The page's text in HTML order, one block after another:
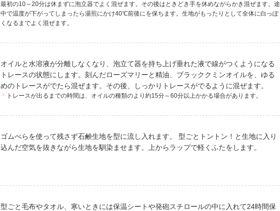
最初の10～20分は休まずに泡立器でよく混ぜます。その後はときどき手を休めながらかき混ぜます。途
中で温度が下がってしまったら湯煎にかけ40℃前後にを保ちます。生地がもったりとして全体に白っぽ
くなるまでよく混ぜます。
オイルと水溶液が分離しなくなり、泡立て器を持ち上げ垂れた液で線がつくようになる
トレースの状態にします。刻んだローズマリーと精油、ブラッククミンオイルを、ゆる
めのトレースがでたら混ぜます。その後、しっかりトレースがでるように混ぜます。
＊ トレースが出るまでの時間は、オイルの種類のより約15分～60分以上かかる場合があります。
ゴムべらを使って残さず石鹸生地を型に流し入れます。 型ごとトントン！と生地に入り
込んだ空気を抜きながら生地を馴染ませます。上からラップで軽くふたをします。
型ごと毛布やタオル、寒いときには保温シートや発砲スチロールの中に入れて24時間保